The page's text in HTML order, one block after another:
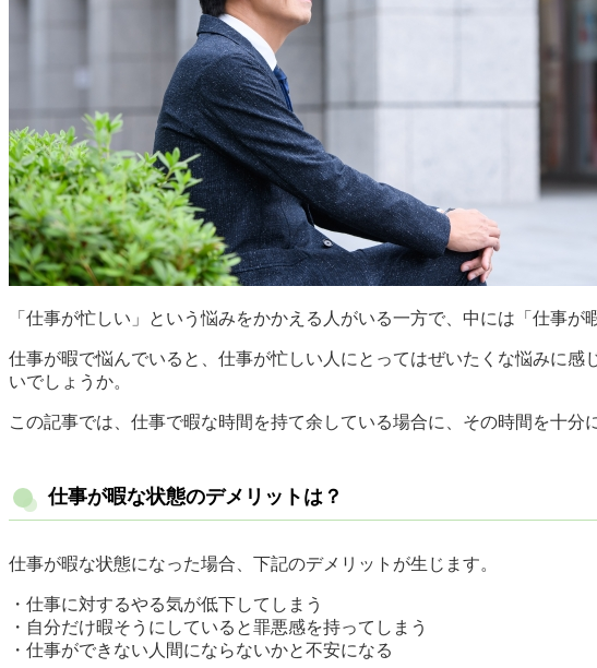
「仕事が忙しい」という悩みをかかえる人がいる一方で、中には「仕事が
仕事が暇で悩んでいると、仕事が忙しい人にとってはぜいたくな悩みに
いでしょうか。
この記事では、仕事で暇な時間を持て余している場合に、その時間を十分
仕事が暇な状態のデメリットは？
仕事が暇な状態になった場合、下記のデメリットが生じます。
・仕事に対するやる気が低下してしまう
・自分だけ暇そうにしていると罪悪感を持ってしまう
・仕事ができない人間にならないかと不安になる